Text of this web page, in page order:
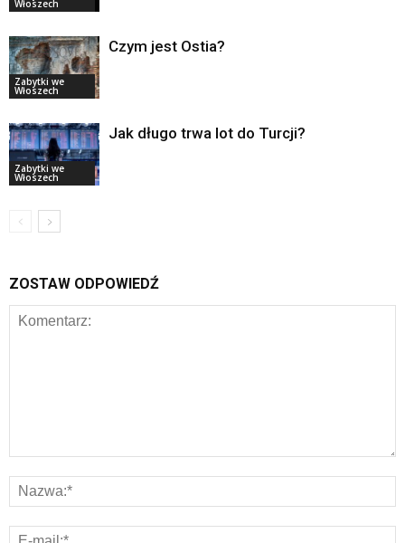
Włoszech
Zabytki we
Włoszech
Czym jest Ostia?
Zabytki we
Włoszech
Jak długo trwa lot do Turcji?
ZOSTAW ODPOWIEDŹ